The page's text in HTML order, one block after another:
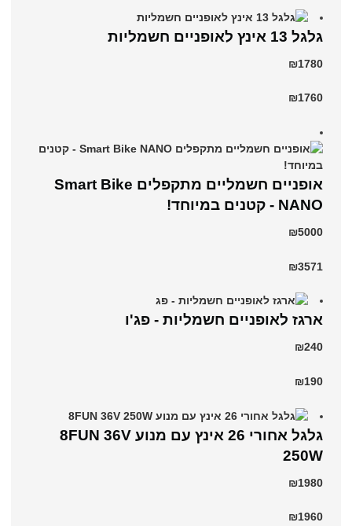
גלגל 13 אינץ לאופניים חשמליות
₪1780
₪1760
אופניים חשמליים מתקפלים Smart Bike
NANO - קטנים במיוחד!
₪5000
₪3571
ארגז לאופניים חשמליות - פג'ו
₪240
₪190
גלגל אחורי 26 אינץ עם מנוע 8FUN 36V
250W
₪1980
₪1960